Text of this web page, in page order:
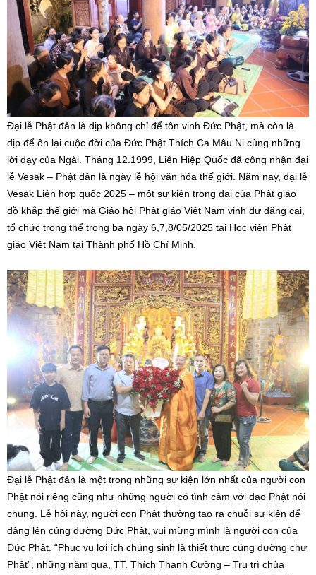
Đại lễ Phật đản là dịp không chỉ để tôn vinh Đức Phật, mà còn là
dịp để ôn lại cuộc đời của Đức Phật Thích Ca Mâu Ni cùng những
lời dạy của Ngài. Tháng 12.1999, Liên Hiệp Quốc đã công nhận đại
lễ Vesak – Phật đản là ngày lễ hội văn hóa thế giới. Năm nay, đại lễ
Vesak Liên hợp quốc 2025 – một sự kiện trọng đại của Phật giáo
đồ khắp thế giới mà Giáo hội Phật giáo Việt Nam vinh dự đăng cai,
tổ chức trọng thể trong ba ngày 6,7,8/05/2025 tại Học viện Phật
giáo Việt Nam tại Thành phố Hồ Chí Minh.
Đại lễ Phật đản là một trong những sự kiện lớn nhất của người con
Phật nói riêng cũng như những người có tình cảm với đạo Phật nói
chung. Lễ hội này, người con Phật thường tạo ra chuỗi sự kiện để
dâng lên cúng dường Đức Phật, vui mừng mình là người con của
Đức Phật. “Phục vụ lợi ích chúng sinh là thiết thực cúng dường chư
Phật”, những năm qua, TT. Thích Thanh Cường – Trụ trì chùa